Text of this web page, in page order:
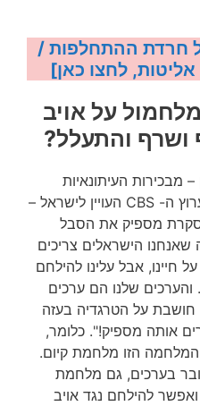
חרדת ההתחלפות /
לחצו כאן]
על אויב
והתעלל?
מבכירות העיתונאיות
המכובדות בישראל, בראיון לערוץ ה- CBS העויין לישראל –
מספיק את הסבל
הישראלים צריכים
חיינו, אבל עלינו להילחם
שלנו הם ערכים
חושבת על הטרגדיה בעזה
אותה מספיק!". כלומר,
המלחמה הזו מלחמת קיום.
בערכים, גם מלחמת
להילחם נגד אויב